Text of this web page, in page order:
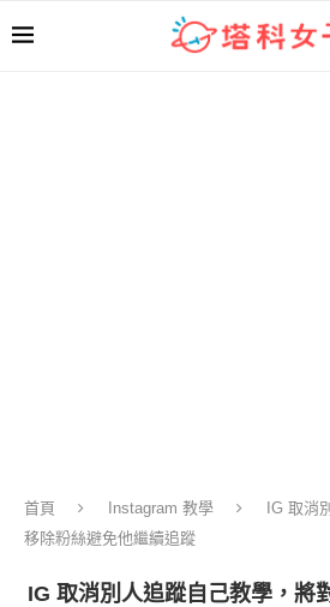
首頁 Instagram 教學
IG 取消
移除粉絲避免他繼續追蹤
IG 取消別人追蹤自己教學，將